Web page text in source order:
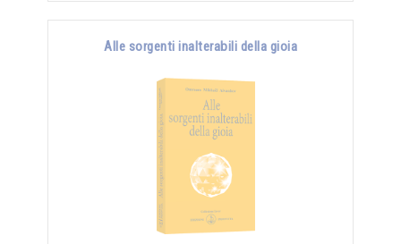
Alle sorgenti inalterabili della gioia